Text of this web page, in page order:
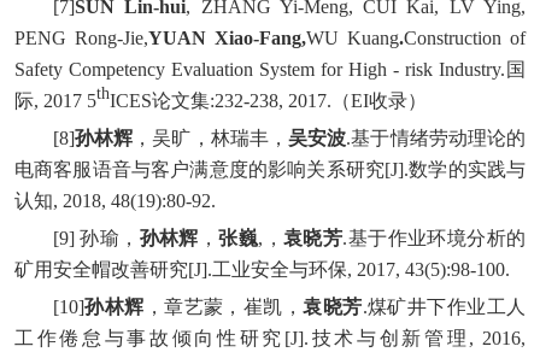
[7]SUN Lin-hui, ZHANG Yi-Meng, CUI Kai, LV Ying,
PENG Rong-Jie,YUAN Xiao-Fang,WU Kuang.Construction of
Safety Competency Evaluation System for High - risk Industry.国
际, 2017 5thICES论文集:232-238, 2017.（EI收录）
[8]孙林辉 ，吴旷，林瑞丰， 吴安波.基于情绪劳动理论的
电商客服语音与客户满意度的影响关系研究[J].数学的实践与
认知, 2018, 48(19):80-92.
[9] 孙瑜， 孙林辉 ，张巍,，袁晓芳.基于作业环境分析的
矿用安全帽改善研究[J].工业安全与环保, 2017, 43(5):98-100.
[10]孙林辉 ，章艺蒙，崔凯，袁晓芳.煤矿井下作业工人
工作倦怠与事故倾向性研究[J].技术与创新管理, 2016,